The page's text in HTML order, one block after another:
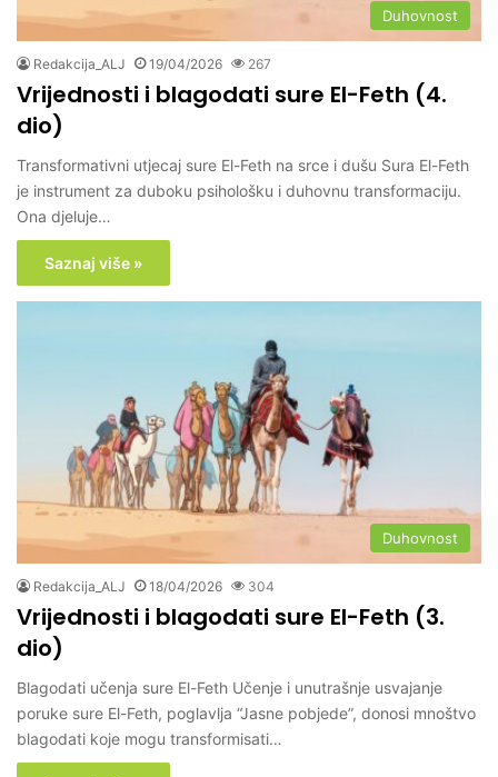
Duhovnost
Redakcija_ALJ 19/04/2026 267
Vrijednosti i blagodati sure El-Feth (4.
dio)
Transformativni utjecaj sure El-Feth na srce i dušu Sura El-Feth
je instrument za duboku psihološku i duhovnu transformaciju.
Ona djeluje…
Saznaj više »
Duhovnost
Redakcija_ALJ 18/04/2026 304
Vrijednosti i blagodati sure El-Feth (3.
dio)
Blagodati učenja sure El-Feth Učenje i unutrašnje usvajanje
poruke sure El-Feth, poglavlja “Jasne pobjede”, donosi mnoštvo
blagodati koje mogu transformisati…